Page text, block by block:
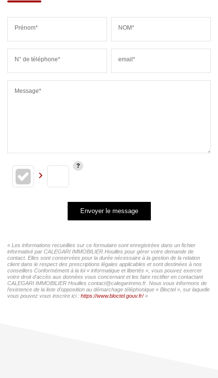
Prénom* NOM*
N° de téléphone* email*
Message*
Envoyer le message
« Les informations recueillies sur ce formulaire sont enregistrées dans un fichier
informatisé par CALEGARI IMMOBILIER Houilles pour gérer votre demande de
contact. Elles sont conservées pour la durée nécessaire à la gestion de la relation
client dans le respect des prescriptions légales applicables et sont destinées à nos
conseillers Conformément à la loi « informatique et libertés », vous pouvez exercer
votre droit d'accès aux données vous concernant et les faire rectifier en contactant
CALEGARI IMMOBILIER Houilles contact@calegarimmo.fr. Nous vous informons de
l'existence de la liste d'opposition au démarchage téléphonique « Bloctel », sur laquelle
vous pouvez vous inscrire ici : https://www.bloctel.gouv.fr/»